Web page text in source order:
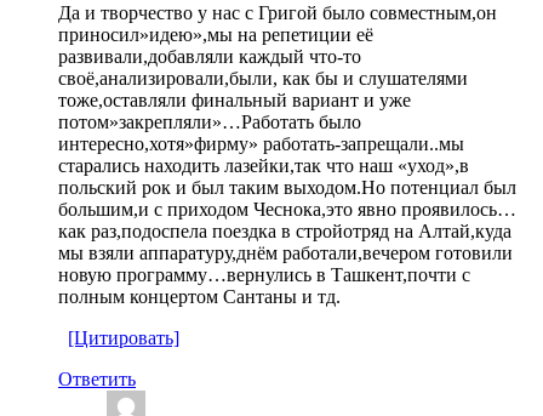
Да и творчество у нас с Григой было совместным,он
приносил»идею»,мы на репетиции её
развивали,добавляли каждый что-то
своё,анализировали,были, как бы и слушателями
тоже,оставляли финальный вариант и уже
потом»закрепляли»…Работать было
интересно,хотя»фирму» работать-запрещали..мы
старались находить лазейки,так что наш «уход»,в
польский рок и был таким выходом.Но потенциал был
большим,и с приходом Чеснока,это явно проявилось…
как раз,подоспела поездка в стройотряд на Алтай,куда
мы взяли аппаратуру,днём работали,вечером готовили
новую программу…вернулись в Ташкент,почти с
полным концертом Сантаны и тд.
[Цитировать]
Ответить